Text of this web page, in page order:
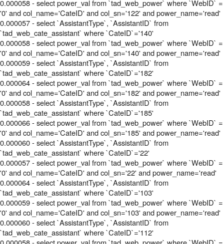
0.000058 - select power_val from `tad_web_power` where `WebID` =
'0' and col_name='CateID' and col_sn='122' and power_name='read'
0.000057 - select `AssistantType`, `AssistantID` from
`tad_web_cate_assistant` where `CateID`='140'
0.000058 - select power_val from `tad_web_power` where `WebID` =
'0' and col_name='CateID' and col_sn='140' and power_name='read'
0.000059 - select `AssistantType`, `AssistantID` from
`tad_web_cate_assistant` where `CateID`='182'
0.000064 - select power_val from `tad_web_power` where `WebID` =
'0' and col_name='CateID' and col_sn='182' and power_name='read'
0.000058 - select `AssistantType`, `AssistantID` from
`tad_web_cate_assistant` where `CateID`='185'
0.000066 - select power_val from `tad_web_power` where `WebID` =
'0' and col_name='CateID' and col_sn='185' and power_name='read'
0.000060 - select `AssistantType`, `AssistantID` from
`tad_web_cate_assistant` where `CateID`='22'
0.000057 - select power_val from `tad_web_power` where `WebID` =
'0' and col_name='CateID' and col_sn='22' and power_name='read'
0.000064 - select `AssistantType`, `AssistantID` from
`tad_web_cate_assistant` where `CateID`='103'
0.000059 - select power_val from `tad_web_power` where `WebID` =
'0' and col_name='CateID' and col_sn='103' and power_name='read'
0.000060 - select `AssistantType`, `AssistantID` from
`tad_web_cate_assistant` where `CateID`='112'